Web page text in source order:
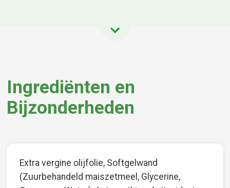
Ingrediënten en
Bijzonderheden
Extra vergine olijfolie, Softgelwand
(Zuurbehandeld maiszetmeel, Glycerine,